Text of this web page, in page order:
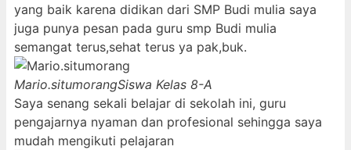
yang baik karena didikan dari SMP Budi mulia saya
juga punya pesan pada guru smp Budi mulia
semangat terus,sehat terus ya pak,buk.
Mario.situmorangSiswa Kelas 8-A
Saya senang sekali belajar di sekolah ini, guru
pengajarnya nyaman dan profesional sehingga saya
mudah mengikuti pelajaran